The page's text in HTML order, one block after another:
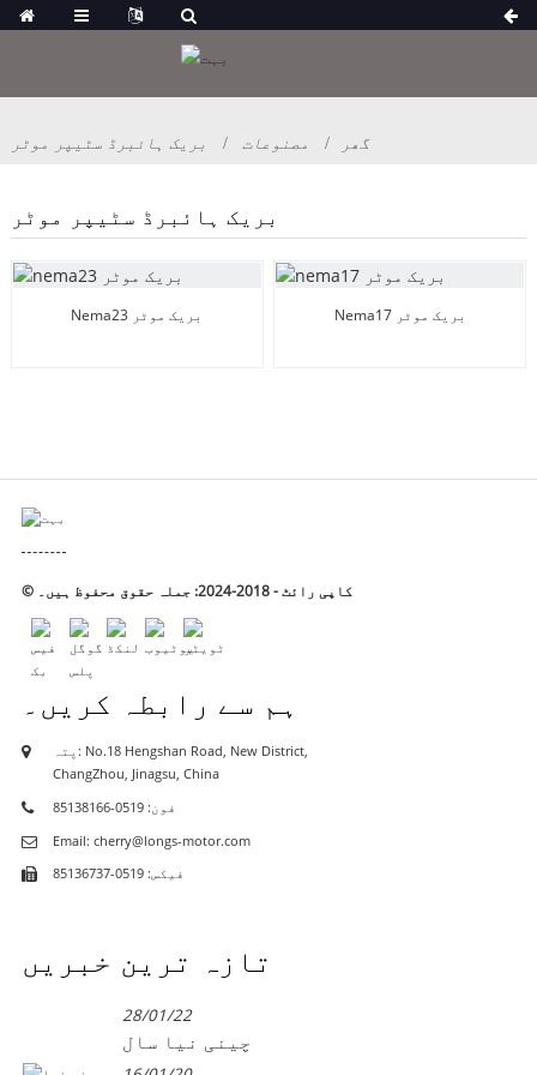
گھر مصنوعات بریک ہائبرڈ سٹیپر موٹر
بریک ہائبرڈ سٹیپر موٹر
Nema23 بریک موٹر Nema17 بریک موٹر
© کاپی رائٹ - 2018-2024: جملہ حقوق محفوظ ہیں۔
ہم سے رابطہ کریں۔
پتہ: No.18 Hengshan Road, New District,
ChangZhou, Jinagsu, China
فون: 0519-85138166
Email: cherry@longs-motor.com
فیکس: 0519-85136737
تازہ ترین خبریں
28/01/22
چینی نیا سال